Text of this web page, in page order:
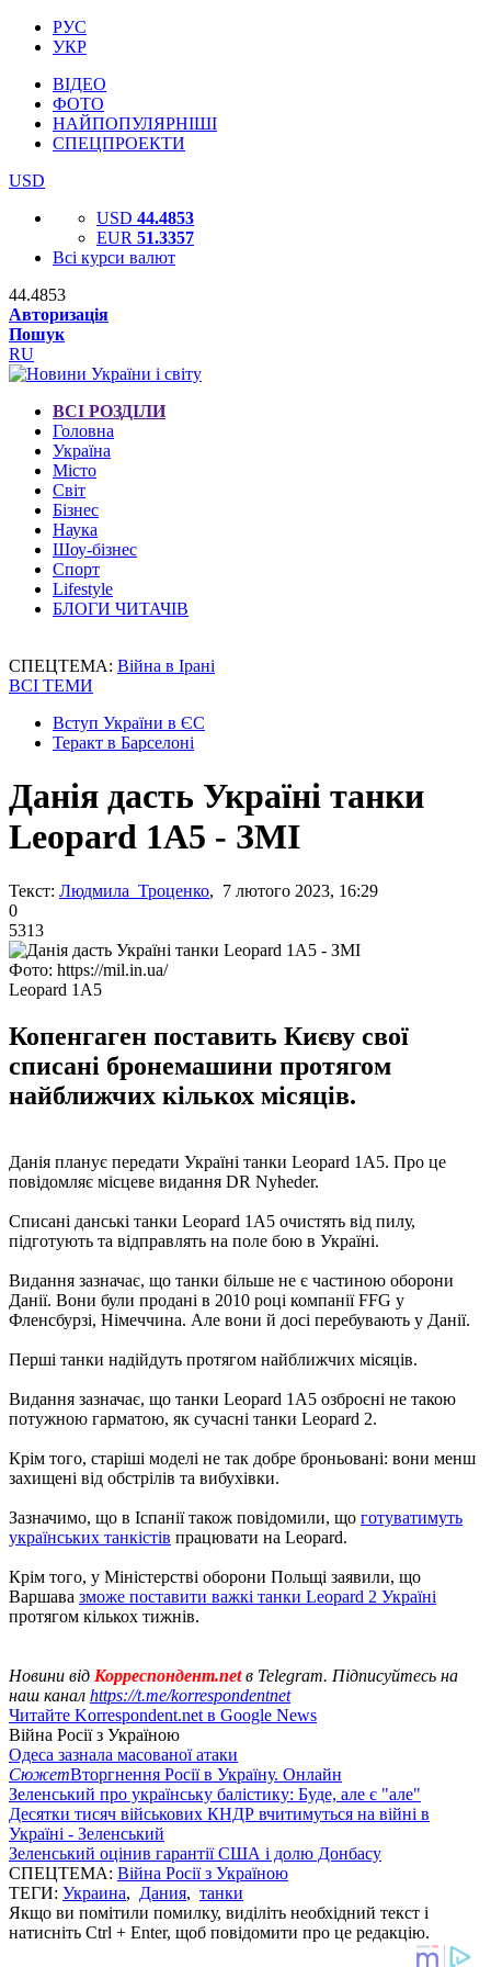
РУС
УКР
ВІДЕО
ФОТО
НАЙПОПУЛЯРНІШІ
СПЕЦПРОЕКТИ
USD
USD 44.4853
EUR 51.3357
Всі курси валют
44.4853
Авторизація
Пошук
RU
ВСІ РОЗДІЛИ
Головна
Україна
Місто
Світ
Бізнес
Наука
Шоу-бізнес
Спорт
Lifestyle
БЛОГИ ЧИТАЧІВ
СПЕЦТЕМА: Війна в Ірані
ВСІ ТЕМИ
Вступ України в ЄС
Теракт в Барселоні
Данія дасть Україні танки
Leopard 1A5 - ЗМІ
Текст: Людмила Троценко, 7 лютого 2023, 16:29
0
5313
Фото: https://mil.in.ua/
Leopard 1A5
Копенгаген поставить Києву свої
списані бронемашини протягом
найближчих кількох місяців.
Данія планує передати Україні танки Leopard 1A5. Про це
повідомляє місцеве видання DR Nyheder.
Списані данські танки Leopard 1A5 очистять від пилу,
підготують та відправлять на поле бою в Україні.
Видання зазначає, що танки більше не є частиною оборони
Данії. Вони були продані в 2010 році компанії FFG у
Фленсбурзі, Німеччина. Але вони й досі перебувають у Данії.
Перші танки надійдуть протягом найближчих місяців.
Видання зазначає, що танки Leopard 1A5 озброєні не такою
потужною гарматою, як сучасні танки Leopard 2.
Крім того, старіші моделі не так добре броньовані: вони менш
захищені від обстрілів та вибухівки.
Зазначимо, що в Іспанії також повідомили, що готуватимуть
українських танкістів працювати на Leopard.
Крім того, у Міністерстві оборони Польщі заявили, що
Варшава зможе поставити важкі танки Leopard 2 Україні
протягом кількох тижнів.
Новини від Корреспондент.netв Telegram. Підписуйтесь на
наш канал https://t.me/korrespondentnet
Читайте Korrespondent.net в Google News
Війна Росії з Україною
Одеса зазнала масованої атаки
СюжетВторгнення Росії в Україну. Онлайн
Зеленський про українську балістику: Буде, але є "але"
Десятки тисяч військових КНДР вчитимуться на війні в
Україні - Зеленський
Зеленський оцінив гарантії США і долю Донбасу
СПЕЦТЕМА: Війна Росії з Україною
ТЕГИ: Украина, Дания, танки
Якщо ви помітили помилку, виділіть необхідний текст і
натисніть Ctrl + Enter, щоб повідомити про це редакцію.